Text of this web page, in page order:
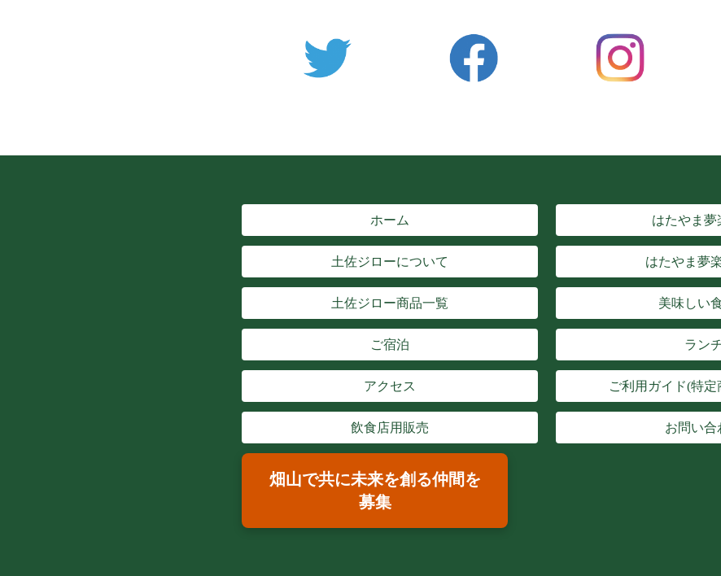
ホーム はたやま夢
土佐ジローについて はたやま夢
土佐ジロー商品一覧 美味しい
ご宿泊 ラン
アクセス ご利用ガイド(特
飲食店用販売 お問い合
畑山で共に未来を創る仲間を
募集